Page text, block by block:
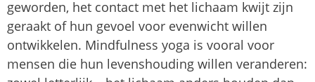
geworden, het contact met het lichaam kwijt zijn
geraakt of hun gevoel voor evenwicht willen
ontwikkelen. Mindfulness yoga is vooral voor
mensen die hun levenshouding willen veranderen: